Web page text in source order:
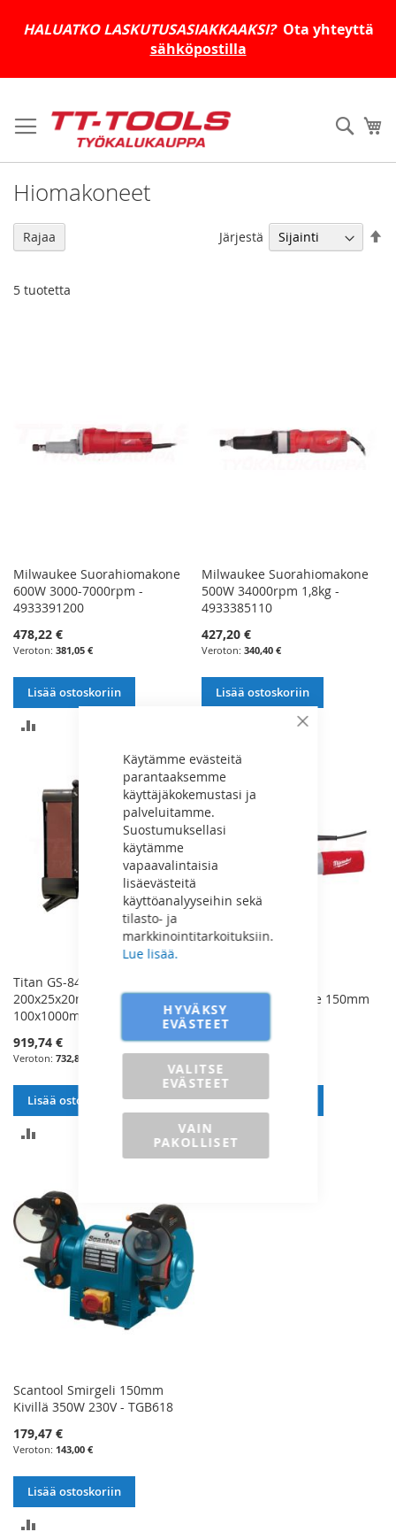
Sulje
Käytämme evästeitä
parantaaksemme
käyttäjäkokemustasi ja
palveluitamme.
Suostumuksellasi
käytämme
vapaavalintaisia
lisäevästeitä
käyttöanalyyseihin sekä
tilasto- ja
markkinointitarkoituksiin.
Lue lisää.
HYVÄKSY
EVÄSTEET
VALITSE
EVÄSTEET
VAIN
PAKOLLISET
HALUATKO LASKUTUSASIAKKAAKSI?Ota yhteyttä
sähköpostilla
to
Content
Haku
Hiomakoneet
5 tuotetta
Järjestä
Milwaukee Suorahiomakone
600W 3000-7000rpm -
4933391200
478,22 €
381,05 €
Lisää ostoskoriin
Milwaukee Suorahiomakone
500W 34000rpm 1,8kg -
4933385110
427,20 €
340,40 €
Lisää ostoskoriin
VERTAILUUN
Titan GS-8403 Smirgeli
200x25x20mm Nauha
100x1000mm - GS8403
919,74 €
732,86 €
Lisää ostoskoriin
Epäkeskohiomakone 150mm
440W - 4933431170
323,46 €
257,74 €
Lisää ostoskoriin
VERTAILUUN
Scantool Smirgeli 150mm
Kivillä 350W 230V - TGB618
179,47 €
143,00 €
Lisää ostoskoriin
Rajaa